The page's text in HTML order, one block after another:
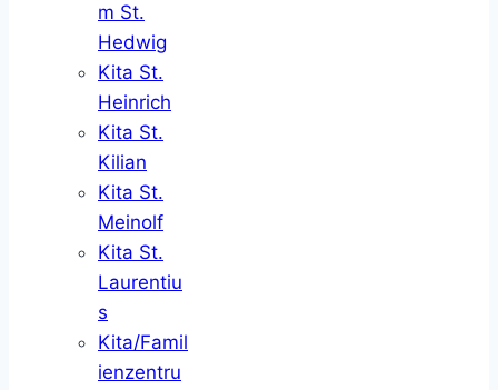
m St.
Hedwig
Kita St.
Heinrich
Kita St.
Kilian
Kita St.
Meinolf
Kita St.
Laurentiu
s
Kita/Famil
ienzentru